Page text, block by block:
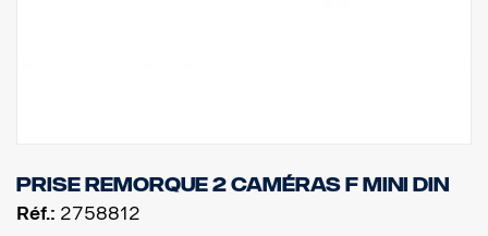
Prise remorque 2 caméras F MINI DIN
Réf.: 2758812